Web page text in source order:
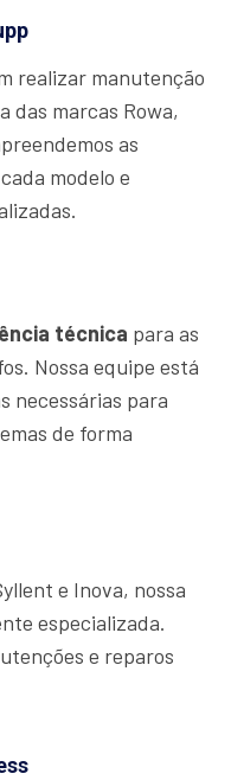
realizar manutenção
das marcas Rowa,
as
modelo e
técnica para as
Nossa equipe está
necessárias para
de forma
e Inova, nossa
especializada.
e reparos